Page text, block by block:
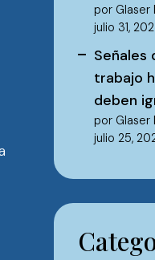
por Glaser
julio 31,
Señales
trabajo
deben
por Glaser
julio 25,